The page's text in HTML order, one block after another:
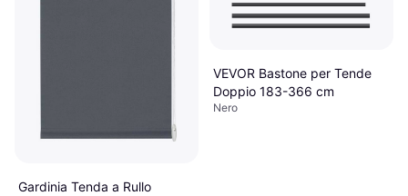
Gardinia Tenda a Rullo
VEVOR Bastone per Tende
Doppio 183-366 cm
Nero